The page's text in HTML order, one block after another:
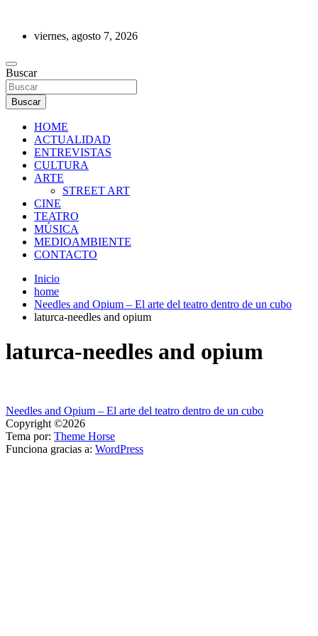
contenidoviernes, agosto 7, 2026
REVISTA DE PRENSA
Buscar
Buscar
HOME
ACTUALIDAD
ENTREVISTAS
CULTURA
ARTE
STREET ART
CINE
TEATRO
MÚSICA
MEDIOAMBIENTE
CONTACTO
Inicio
home
Needles and Opium – El arte del teatro dentro de un cubo
laturca-needles and opium
laturca-needles and opium
Navegación
de
entradas
Needles and Opium – El arte del teatro dentro de un cubo
Copyright ©2026
Tema por: Theme Horse
Funciona gracias a: WordPress